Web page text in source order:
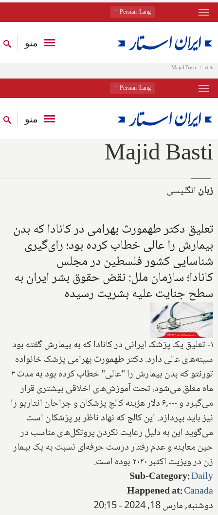
Lang
: Persian
منو
خانه Majid Basti
Lang
: Persian
منو
Majid Basti
زبانانگلیسی
تعلیق دکتر طهمورث بهرامی در کانادا که بدن
بیمارش را عالی خطاب کرده بود؛ رای‌گیری
شناسایی کشور فلسطین در مجلس
کانادا؛ سازمان ملل: نقض حقوق بشر ایران به
سطح جنایت علیه بشریت رسیده
۱- تعلیق یک پزشک ایرانی در کانادا که به بیمارش گفته بود
سینه‌های عالی دارد. دکتر طهمورث بهرامی پزشک خانواده
تورنتو که بدن بیمارش را "عالی" خطاب کرده بود به مدت ۳
ماه معلق می‌شود، تحت آموزش‌های اخلاقی بیشتری قرار
می‌گیرد و ۶,۰۰۰ دلار هزینه کالج پزشکان و جراحان انتاریو را
نیز باید بپردازد. این کالج که نهاد ناظر بر پزشکان است
می‌گوید این به دلیل رعایت نکردن پروتکل‌های مناسب در
حین معاینه و عدم رفتار درست حرفه‌ای نسبت به یک بیمار
زن در ویزیت اکتبر ۲۰۲۰ بوده است.
Sub-Category:Daily
Happened at:Canada
دوشنبه, مارس 18, 2024 - 20:15